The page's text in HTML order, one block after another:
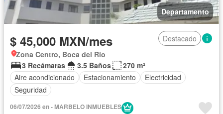
Departamento
$ 45,000 MXN/mes
Destacado
Zona Centro, Boca del Río
3 Recámaras
3.5 Baños
270 m²
Aire acondicionado
Estacionamiento
Electricidad
Seguridad
06/07/2026 en - MARBELO INMUEBLES